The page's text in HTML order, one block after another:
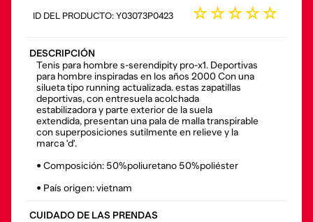
: Y03073P0423 ☆☆☆☆☆
DESCRIPCIÓN
Tenis para hombre s-serendipity pro-x1. Deportivas
para hombre inspiradas en los años 2000 Con una
silueta tipo running actualizada. estas zapatillas
deportivas, con entresuela acolchada
estabilizadora y parte exterior de la suela
extendida, presentan una pala de malla transpirable
con superposiciones sutilmente en relieve y la
marca 'd'.
• Composición: 50%poliuretano 50%poliéster
• País origen: vietnam
CUIDADO DE LAS PRENDAS